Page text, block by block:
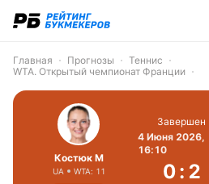
Главная Прогнозы
Теннис
WTA. Открытый чемпионат Франции
Костюк М
UA WTA: 11
Завершен
4 Июня 2026,
16:10
0: 2